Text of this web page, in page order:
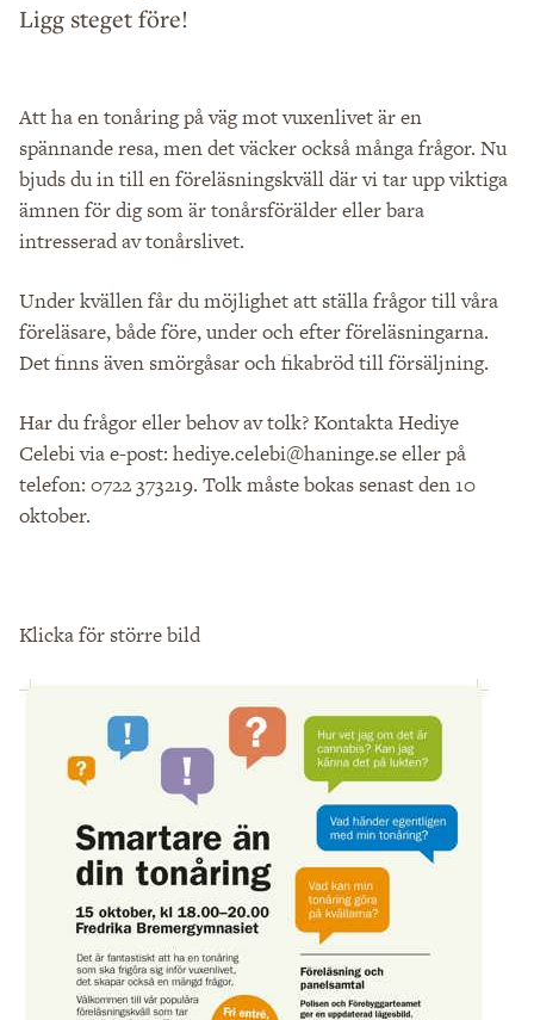
Ligg steget före!
Att ha en tonåring på väg mot vuxenlivet är en
spännande resa, men det väcker också många frågor. Nu
bjuds du in till en föreläsningskväll där vi tar upp viktiga
ämnen för dig som är tonårsförälder eller bara
intresserad av tonårslivet.
Under kvällen får du möjlighet att ställa frågor till våra
föreläsare, både före, under och efter föreläsningarna.
Det finns även smörgåsar och fikabröd till försäljning.
Har du frågor eller behov av tolk? Kontakta Hediye
Celebi via e-post: hediye.celebi@haninge.seeller på
telefon: 0722 373219. Tolk måste bokas senast den 10
oktober.
Klicka för större bild